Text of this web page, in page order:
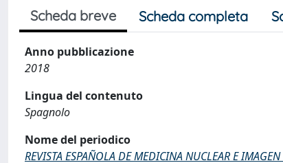
Scheda breve Scheda completa
Anno pubblicazione
2018
Lingua del contenuto
Spagnolo
Nome del periodico
REVISTA ESPAÑOLA DE MEDICINA NUCLEAR E